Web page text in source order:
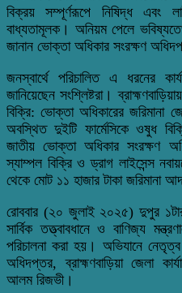
বিক্রয় সম্পূর্ণরূপে নিষিদ্ধ এবং
বাধ্যতামূলক। অনিয়ম পেলে
জানান ভোক্তা অধিকার সংরক্ষণ
জনস্বার্থে পরিচালিত এ ধরনের
জানিয়েছেন সংশ্লিষ্টরা।
বিক্রি: ভোক্তা অধিকারের জরিমানা
অবস্থিত দুইটি ফার্মেসিকে ওষুধ
জাতীয় ভোক্তা অধিকার সংরক্ষণ
স্যাম্পল বিক্রি ও ড্রাগ লাইসেন্স
থেকে মোট ১১ হাজার টাকা জরিমানা
রোববার (২০ জুলাই ২০২৫) দুপুর ১টার
সার্বিক তত্ত্বাবধানে ও বাণিজ্য
পরিচালনা করা হয়। অভিযানে
অধিদপ্তর, ব্রাহ্মণবাড়িয়া জেলা
আলম রিজভী।